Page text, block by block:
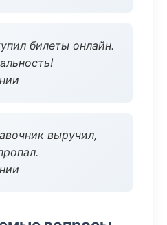
билеты онлайн.
выручил,